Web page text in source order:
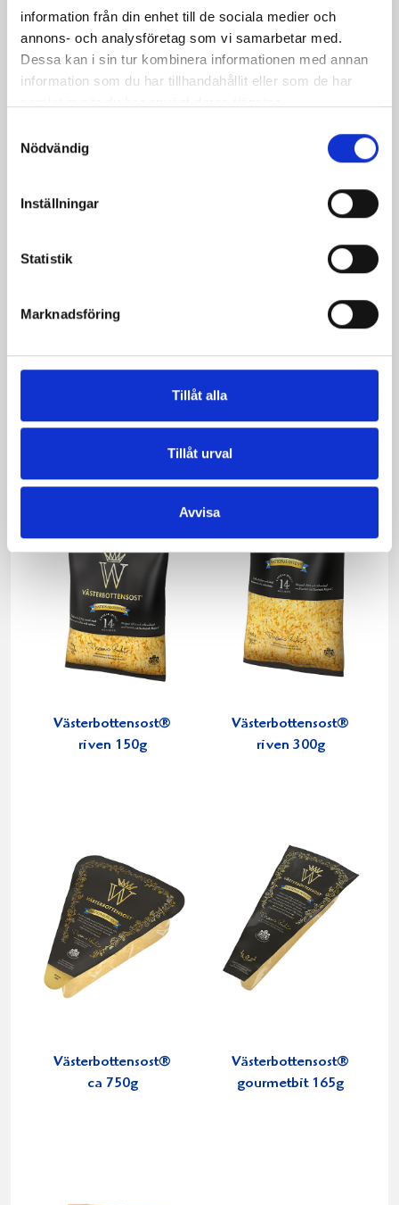
information från din enhet till de sociala medier och
annons- och analysföretag som vi samarbetar med.
Dessa kan i sin tur kombinera informationen med annan
information som du har tillhandahållit eller som de har
Nödvändig
Inställningar
Statistik
Marknadsföring
Tillåt alla
Tillåt urval
Avvisa
Smör Eko
normalsaltat
KRAV 500g
Köksgrädde
Laktosfri 30% 1
liter
Västerbottensost®
riven 150g
Västerbottensost®
riven 300g
Västerbottensost®
ca 750g
Västerbottensost®
gourmetbit 165g